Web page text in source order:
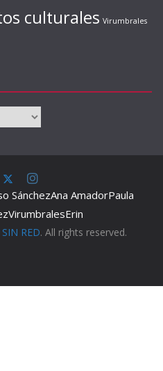
culturales Virumbrales
SánchezAna AmadorPaula
VirumbralesErin
RED. All rights reserved.